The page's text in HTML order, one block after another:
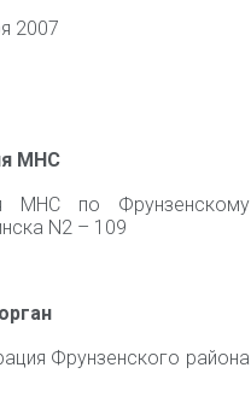
2007
МНС
МНС по Фрунзенскому
N2 – 109
Фрунзенского района